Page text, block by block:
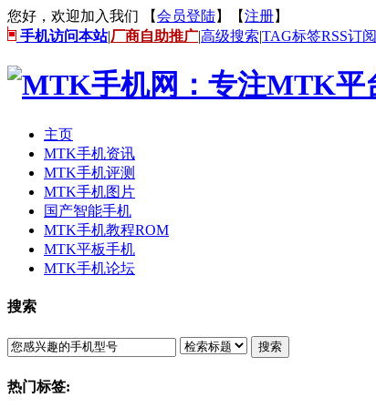
您好，欢迎加入我们 【会员登陆】【注册】
手机访问本站|厂商自助推广|高级搜索|TAG标签RSS订阅
主页
MTK手机资讯
MTK手机评测
MTK手机图片
国产智能手机
MTK手机教程ROM
MTK平板手机
MTK手机论坛
搜索
搜索
热门标签: